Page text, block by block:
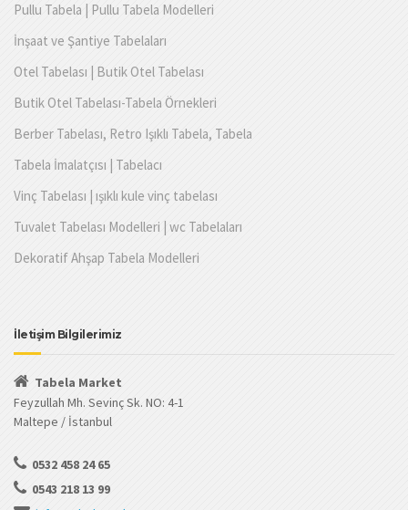
Pullu Tabela | Pullu Tabela Modelleri
İnşaat ve Şantiye Tabelaları
Otel Tabelası | Butik Otel Tabelası
Butik Otel Tabelası-Tabela Örnekleri
Berber Tabelası, Retro Işıklı Tabela, Tabela
Tabela İmalatçısı | Tabelacı
Vinç Tabelası | ışıklı kule vinç tabelası
Tuvalet Tabelası Modelleri | wc Tabelaları
Dekoratif Ahşap Tabela Modelleri
İletişim Bilgilerimiz
Tabela Market
Feyzullah Mh. Sevinç Sk. NO: 4-1
Maltepe / İstanbul
0532 458 24 65
0543 218 13 99